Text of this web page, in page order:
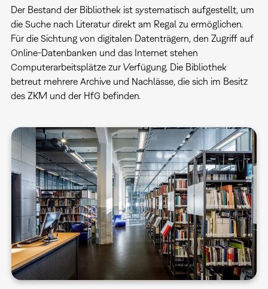
Der Bestand der Bibliothek ist systematisch aufgestellt, um
die Suche nach Literatur direkt am Regal zu ermöglichen.
Für die Sichtung von digitalen Datenträgern, den Zugriff auf
Online-Datenbanken und das Internet stehen
Computerarbeitsplätze zur Verfügung. Die Bibliothek
betreut mehrere Archive und Nachlässe, die sich im Besitz
des ZKM und der HfG befinden.